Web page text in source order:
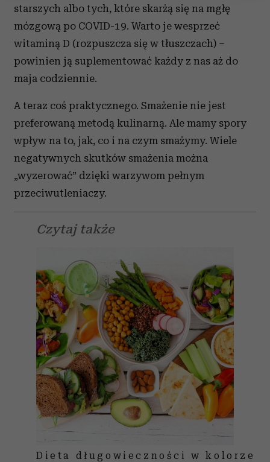
Wykorzystujemy pliki cookie do spersonalizowania treści
i reklam, aby oferować funkcje społecznościowe i
analizować ruch w naszej witrynie. Informacje o tym, jak
społecznościowym, reklamowym i analitycznym.
Partnerzy mogą połączyć te informacje z innymi danymi
korzystania z ich usług.
starszych albo tych, które skarżą się na mgłę
mózgową po COVID-19. Warto je wesprzeć
witaminą D (rozpuszcza się w tłuszczach) –
powinien ją suplementować każdy z nas aż do
maja codziennie.
A teraz coś praktycznego. Smażenie nie jest
preferowaną metodą kulinarną. Ale mamy spory
wpływ na to, jak, co i na czym smażymy. Wiele
negatywnych skutków smażenia można
„wyzerować” dzięki warzywom pełnym
przeciwutleniaczy.
Czytaj także
Dieta długowieczności w kolorze